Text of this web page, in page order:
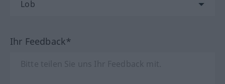
Ihr Feedback*